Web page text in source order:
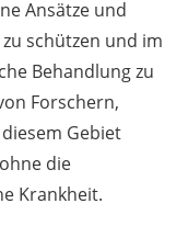
Ansätze und
schützen und im
Behandlung zu
Forschern,
Gebiet
die
Krankheit.